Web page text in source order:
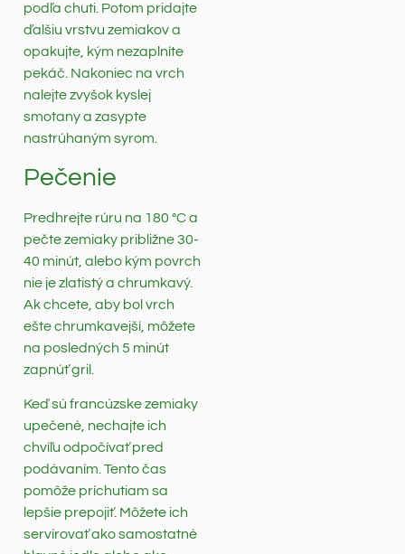
podľa chuti. Potom pridajte
ďalšiu vrstvu zemiakov a
opakujte, kým nezaplníte
pekáč. Nakoniec na vrch
nalejte zvyšok kyslej
smotany a zasypte
nastrúhaným syrom.
Pečenie
Predhrejte rúru na 180 °C a
pečte zemiaky približne 30-
40 minút, alebo kým povrch
nie je zlatistý a chrumkavý.
Ak chcete, aby bol vrch
ešte chrumkavejší, môžete
na posledných 5 minút
zapnúť gril.
Keď sú francúzske zemiaky
upečené, nechajte ich
chvíľu odpočívať pred
podávaním. Tento čas
pomôže príchutiam sa
lepšie prepojiť. Môžete ich
servírovať ako samostatné